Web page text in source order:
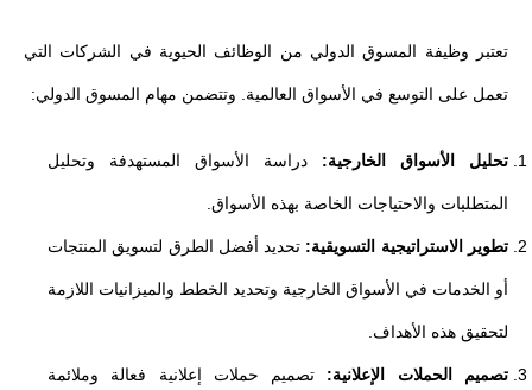
تعتبر وظيفة المسوق الدولي من الوظائف الحيوية في الشركات التي
تعمل على التوسع في الأسواق العالمية. وتتضمن مهام المسوق الدولي:
تحليل الأسواق الخارجية: دراسة الأسواق المستهدفة وتحليل
المتطلبات والاحتياجات الخاصة بهذه الأسواق.
تطوير الاستراتيجية التسويقية: تحديد أفضل الطرق لتسويق المنتجات
أو الخدمات في الأسواق الخارجية وتحديد الخطط والميزانيات اللازمة
لتحقيق هذه الأهداف.
تصميم الحملات الإعلانية: تصميم حملات إعلانية فعالة وملائمة